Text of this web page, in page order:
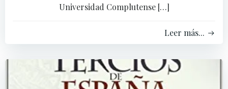
Universidad Complutense […]
Leer más...